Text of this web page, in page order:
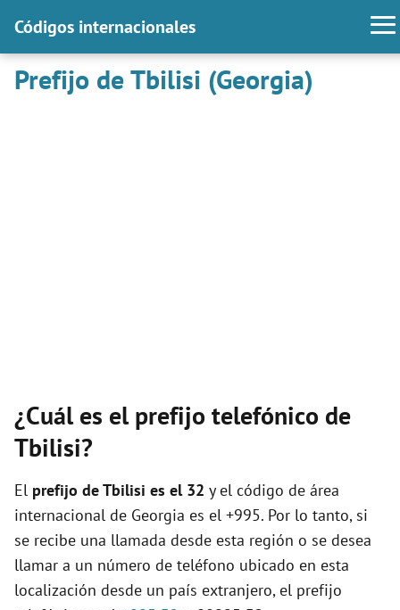
Códigos internacionales
Prefijo de Tbilisi (Georgia)
¿Cuál es el prefijo telefónico de
Tbilisi?
El prefijo de Tbilisi es el 32 y el código de área
internacional de Georgia es el +995. Por lo tanto, si
se recibe una llamada desde esta región o se desea
llamar a un número de teléfono ubicado en esta
localización desde un país extranjero, el prefijo